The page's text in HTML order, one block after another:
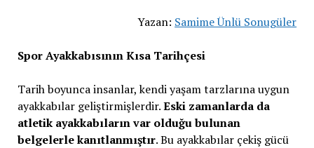
Yazan: Samime Ünlü Sonugüler
Spor Ayakkabısının Kısa Tarihçesi
Tarih boyunca insanlar, kendi yaşam tarzlarına uygun
ayakkabılar geliştirmişlerdir.Eski zamanlarda da
atletik ayakkabıların var olduğu bulunan
belgelerle kanıtlanmıştır. Bu ayakkabılar çekiş gücü